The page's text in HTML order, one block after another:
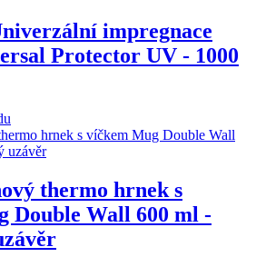
impregnace
Protector UV - 1000
thermo hrnek s
Double Wall 600 ml -